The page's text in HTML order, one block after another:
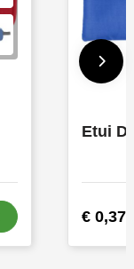
Etui
€ 0,37